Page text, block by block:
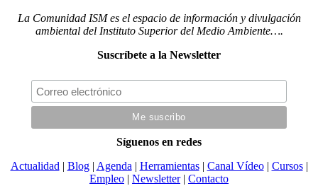
La Comunidad ISM es el espacio de información y divulgación
ambiental del Instituto Superior del Medio Ambiente….
Suscríbete a la Newsletter
Síguenos en redes
Actualidad | Blog| Agenda | Herramientas| Canal Vídeo| Cursos|
Empleo | Newsletter| Contacto